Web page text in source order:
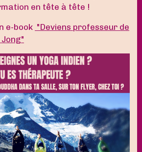
en tête à tête !
e-book "Deviens professeur de